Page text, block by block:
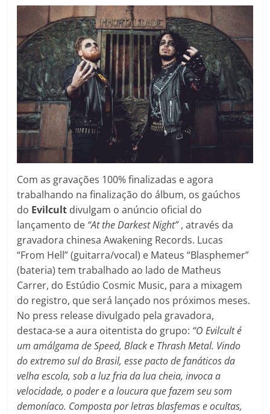
Com as gravações 100% finalizadas e agora
trabalhando na finalização do álbum, os gaúchos
do Evilcult divulgam o anúncio oficial do
lançamento de “At the Darkest Night”, através da
gravadora chinesa Awakening Records. Lucas
“From Hell” (guitarra/vocal) e Mateus “Blasphemer”
(bateria) tem trabalhado ao lado de Matheus
Carrer, do Estúdio Cosmic Music, para a mixagem
do registro, que será lançado nos próximos meses.
No press release divulgado pela gravadora,
destaca-se a aura oitentista do grupo: “O Evilcult é
um amálgama de Speed, Black e Thrash Metal. Vindo
do extremo sul do Brasil, esse pacto de fanáticos da
velha escola, sob a luz fria da lua cheia, invoca a
velocidade, o poder e a loucura que fazem seu som
demoníaco. Composta por letras blasfemas e ocultas,